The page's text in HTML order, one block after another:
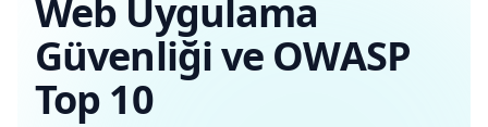
Web Uygulama
Güvenliği ve OWASP
Top 10